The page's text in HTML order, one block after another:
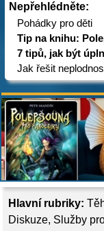
Nepřehlédněte:
Pohádky pro děti
Tip na knihu:
7 tipů, jak být
Jak řešit
Hlavní rubriky:
Diskuze, Služby